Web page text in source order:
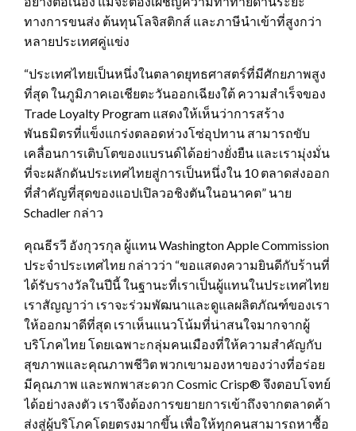
ทางการขนส่ง ต้นทุนโลจิสติกส์ และภาษีนำเข้าที่สูงกว่า
หลายประเทศคู่แข่ง
“ประเทศไทยเป็นหนึ่งในตลาดยุทธศาสตร์ที่มีศักยภาพสูง
ที่สุด ในภูมิภาคเอเชียตะวันออกเฉียงใต้ ความสำเร็จของ
Trade Loyalty Program แสดงให้เห็นว่าการสร้าง
พันธมิตรที่แข็งแกร่งตลอดห่วงโซ่อุปทาน สามารถขับ
เคลื่อนการเติบโตของแบรนด์ได้อย่างยั่งยืน และเรามุ่งมั่น
ที่จะผลักดันประเทศไทยสู่การเป็นหนึ่งใน 10 ตลาดส่งออก
ที่สำคัญที่สุดของแอปเปิลวอชิงตันในอนาคต” นาย
Schadler กล่าว
คุณธีรวี อังกุวรกุล ผู้แทน Washington Apple Commission
ประจำประเทศไทย กล่าวว่า “ขอแสดงความยินดีกับร้านที่
ได้รับรางวัลในปีนี้ ในฐานะที่เราเป็นผู้แทนในประเทศไทย
เราสัญญาว่า เราจะร่วมพัฒนาและดูแลผลิตภัณฑ์ของเรา
ให้ออกมาดีที่สุด เราเห็นแนวโน้มที่น่าสนใจมากจากผู้
บริโภคไทย โดยเฉพาะกลุ่มคนเมืองที่ให้ความสำคัญกับ
สุขภาพและคุณภาพชีวิต พวกเขามองหาของว่างที่อร่อย
มีคุณภาพ และพกพาสะดวก Cosmic Crisp® จึงตอบโจทย์
ได้อย่างลงตัว เราจึงต้องการขยายการเข้าถึงจากตลาดค้า
ส่งสู่ผู้บริโภคโดยตรงมากขึ้น เพื่อให้ทุกคนสามารถหาซื้อ